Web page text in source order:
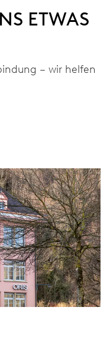
ETWAS
– wir helfen